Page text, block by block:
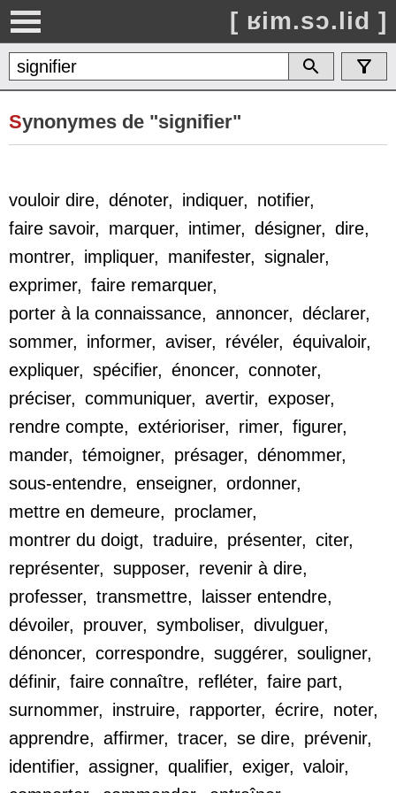
[ ʁim.sɔ.lid ]
Synonymes de "signifier"
vouloir dire, dénoter, indiquer, notifier,
faire savoir, marquer, intimer, désigner, dire,
montrer, impliquer, manifester, signaler,
exprimer, faire remarquer,
porter à la connaissance, annoncer, déclarer,
sommer, informer, aviser, révéler, équivaloir,
expliquer, spécifier, énoncer, connoter,
préciser, communiquer, avertir, exposer,
rendre compte, extérioriser, rimer, figurer,
mander, témoigner, présager, dénommer,
sous-entendre, enseigner, ordonner,
mettre en demeure, proclamer,
montrer du doigt, traduire, présenter, citer,
représenter, supposer, revenir à dire,
professer, transmettre, laisser entendre,
dévoiler, prouver, symboliser, divulguer,
dénoncer, correspondre, suggérer, souligner,
définir, faire connaître, refléter, faire part,
surnommer, instruire, rapporter, écrire, noter,
apprendre, affirmer, tracer, se dire, prévenir,
identifier, assigner, qualifier, exiger, valoir,